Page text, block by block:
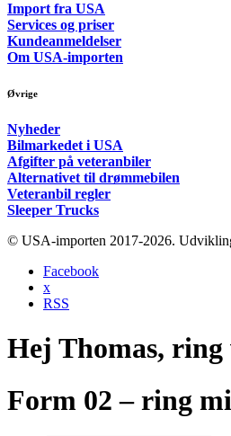
Import fra USA
Services og priser
Kundeanmeldelser
Om USA-importen
Øvrige
Nyheder
Bilmarkedet i USA
Afgifter på veteranbiler
Alternativet til drømmebilen
Veteranbil regler
Sleeper Trucks
© USA-importen 2017-2026.
Facebook
x
RSS
Hej Thomas,
Form 02 – ring